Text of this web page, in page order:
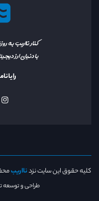
کنار نااریب
با دنیای ارز
کلیه حقوق این سایت نزدنااریب
طراحی و